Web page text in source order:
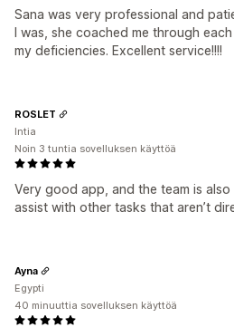
Sana was very professional and
I was, she coached me through
my deficiencies. Excellent service!!!!
Very good app, and the team is
assist with other tasks that aren’t
ROSLET
Intia
Noin 3 tuntia sovelluksen käyttöä
Ayna
Egypti
40 minuuttia sovelluksen käyttöä